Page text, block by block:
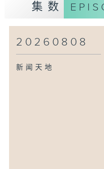
集数
20260808
新闻天地